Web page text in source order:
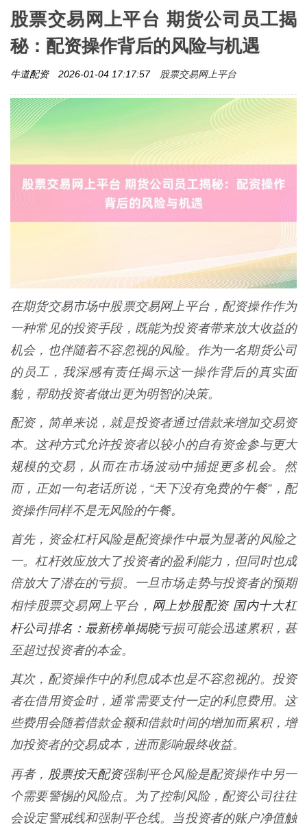
股票交易网上平台 期货公司员工揭
秘：配资操作背后的风险与机遇
牛道配资 2026-01-04 17:17:57 股票交易网上平台
在期货交易市场中股票交易网上平台，配资操作作为
一种常见的投资手段，既能为投资者带来放大收益的
机会，也伴随着不容忽视的风险。作为一名期货公司
的员工，我深感有责任揭示这一操作背后的真实面
貌，帮助投资者做出更为明智的决策。
配资，简单来说，就是投资者通过借款来增加交易资
本。这种方式允许投资者以较小的自有资金参与更大
规模的交易，从而在市场波动中捕捉更多机会。然
而，正如一句老话所说，“天下没有免费的午餐”，配
资操作同样不是无风险的午餐。
首先，资金杠杆风险是配资操作中最为显著的风险之
一。杠杆效应放大了投资者的盈利能力，但同时也成
倍放大了潜在的亏损。一旦市场走势与投资者的预期
相悖股票交易网上平台， 网上炒股配资 国内十大杠
杆公司排名：最新榜单揭晓亏损可能会迅速累积，甚
至超过投资者的本金。
其次，配资操作中的利息成本也是不容忽视的。投资
者在借用资金时，通常需要支付一定的利息费用。这
些费用会随着借款金额和借款时间的增加而累积，增
加投资者的交易成本，进而影响最终收益。
再者， 股票按天配资强制平仓风险是配资操作中另一
个需要警惕的风险点。为了控制风险，配资公司往往
会设定警戒线和强制平仓线。当投资者的账户净值触